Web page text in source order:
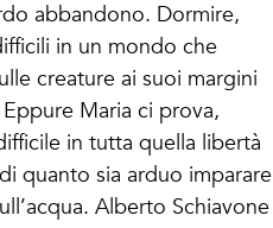
abbandono. Dormire,
in un mondo che
creature ai suoi margini
Maria ci prova,
in tutta quella libertà
quanto sia arduo imparare
Alberto Schiavone